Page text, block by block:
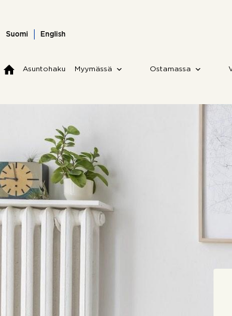
content
Suomi English
Asuntohaku Myymässä Ostamassa